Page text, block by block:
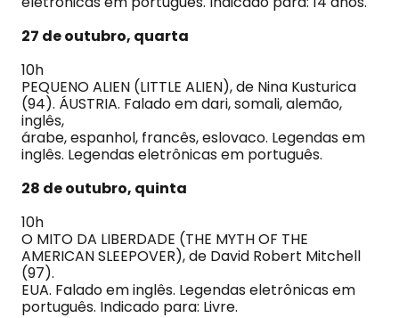
27 de outubro, quarta
10h
PEQUENO ALIEN (LITTLE ALIEN), de Nina Kusturica
(94). ÁUSTRIA. Falado em dari, somali, alemão,
inglês,
árabe, espanhol, francês, eslovaco. Legendas em
inglês. Legendas eletrônicas em português.
28 de outubro, quinta
10h
O MITO DA LIBERDADE (THE MYTH OF THE
AMERICAN SLEEPOVER), de David Robert Mitchell
(97).
EUA. Falado em inglês. Legendas eletrônicas em
português. Indicado para: Livre.